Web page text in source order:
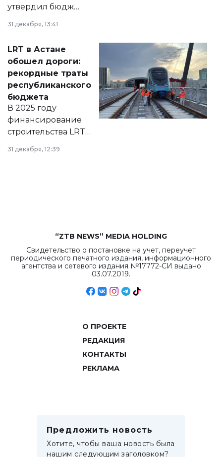
утвердил бюджет
города на 2026–
2028 годы.
документ
появился в базе
нормативных
правовых актов и
на сайте маслихат
города.
31 декабря, 13:41
LRT в Астане
обошел дороги:
рекордные траты
республиканского
бюджета
В 2025 году
финансирование
строительства LRT
в Астане из
республиканского
31 декабря, 12:39
“ZTB NEWS” MEDIA HOLDING
Свидетельство о постановке на учет, переучет
периодического печатного издания, информационного
агентства и сетевого издания №17772-СИ выдано
03.07.2019.
О ПРОЕКТЕ
РЕДАКЦИЯ
КОНТАКТЫ
РЕКЛАМА
Предложить новость
Хотите, чтобы ваша новость была
нашим следующим заголовком?